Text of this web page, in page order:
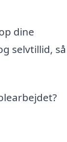
dine
selvtillid, så